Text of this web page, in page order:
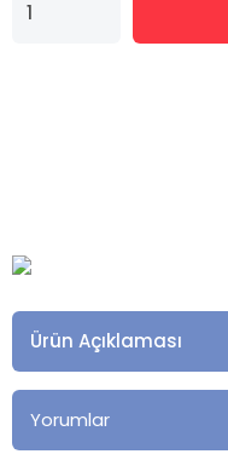
Ürün Açıklaması
Yorumlar